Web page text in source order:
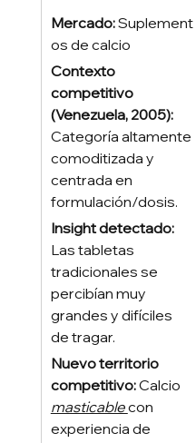
Mercado: Suplement
os de calcio
Contexto
competitivo
(Venezuela, 2005):
Categoría altamente
comoditizada y
centrada en
formulación/dosis.
Insight detectado:
Las tabletas
tradicionales se
percibían muy
grandes y difíciles
de tragar.
Nuevo territorio
competitivo: Calcio
masticable con
experiencia de